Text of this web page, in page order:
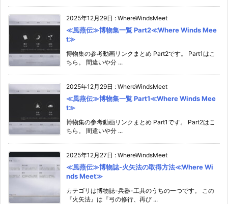
2025年12月29日 : WhereWindsMeet
≪風燕伝≫博物集一覧 Part2≪Where Winds Mee
t≫
博物集の参考動画リンクまとめ Part2です。 Part1はこ
ちら。 間違いや分 ...
2025年12月29日 : WhereWindsMeet
≪風燕伝≫博物集一覧 Part1≪Where Winds Mee
t≫
博物集の参考動画リンクまとめ Part1です。 Part2はこ
ちら。 間違いや分 ...
2025年12月27日 : WhereWindsMeet
≪風燕伝≫博物誌-火矢法の取得方法≪Where Wi
nds Meet≫
カテゴリは博物誌-兵器-工具のうちの一つです。 この
『火矢法』は『弓の修行、再び ...